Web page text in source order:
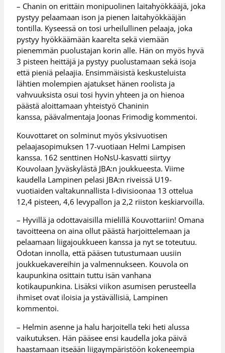
– Chanin on erittäin monipuolinen laitahyökkääjä, joka
pystyy pelaamaan ison ja pienen laitahyökkääjän
tontilla. Kyseessä on tosi urheilullinen pelaaja, joka
pystyy hyökkäämään kaarelta sekä viemään
pienemmän puolustajan korin alle. Hän on myös hyvä
3 pisteen heittäjä ja pystyy puolustamaan sekä isoja
että pieniä pelaajia. Ensimmäisistä keskusteluista
lähtien molempien ajatukset hänen roolista ja
vahvuuksista osui tosi hyvin yhteen ja on hienoa
päästä aloittamaan yhteistyö Chaninin
kanssa, päävalmentaja Joonas Frimodig kommentoi.
Kouvottaret on solminut myös yksivuotisen
pelaajasopimuksen 17-vuotiaan Helmi Lampisen
kanssa. 162 senttinen HoNsU-kasvatti siirtyy
Kouvolaan Jyväskylästä JBA:n joukkueesta. Viime
kaudella Lampinen pelasi JBA:n riveissä U19-
vuotiaiden valtakunnallista I-divisioonaa 13 ottelua
12,4 pisteen, 4,6 levypallon ja 2,2 riiston keskiarvoilla.
– Hyvillä ja odottavaisilla mielillä Kouvottariin! Omana
tavoitteena on aina ollut päästä harjoittelemaan ja
pelaamaan liigajoukkueen kanssa ja nyt se toteutuu.
Odotan innolla, että pääsen tutustumaan uusiin
joukkuekavereihin ja valmennukseen. Kouvola on
kaupunkina osittain tuttu isän vanhana
kotikaupunkina. Lisäksi viikon asumisen perusteella
ihmiset ovat iloisia ja ystävällisiä, Lampinen
kommentoi.
– Helmin asenne ja halu harjoitella teki heti alussa
vaikutuksen. Hän pääsee ensi kaudella joka päivä
haastamaan itseään liigaympäristöön kokeneempia